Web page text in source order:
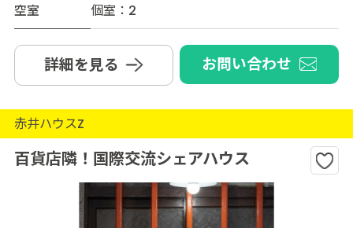
空室
個室：2
詳細を見る お問い合わせ
赤井ハウスZ
百貨店隣！国際交流シェアハウス